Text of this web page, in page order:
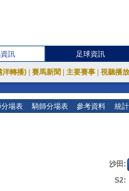
訊 足球資訊
洋轉播) 賽馬新聞 主要賽事 視聽播
場表 騎師分場表 參考資料 統
沙田:
S2: